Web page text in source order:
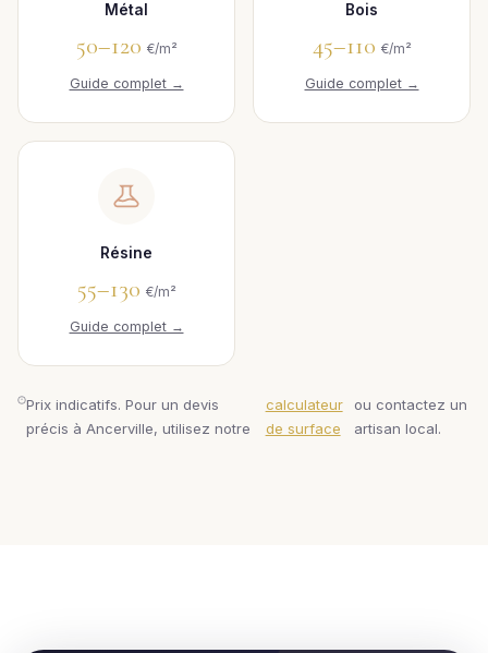
Métal
50–120 €/m²
Guide complet →
Bois
45–110 €/m²
Guide complet →
Résine
55–130 €/m²
Guide complet →
Prix indicatifs. Pour un devis
précis à Ancerville, utilisez notre
calculateur
de surface
ou contactez un
artisan local.